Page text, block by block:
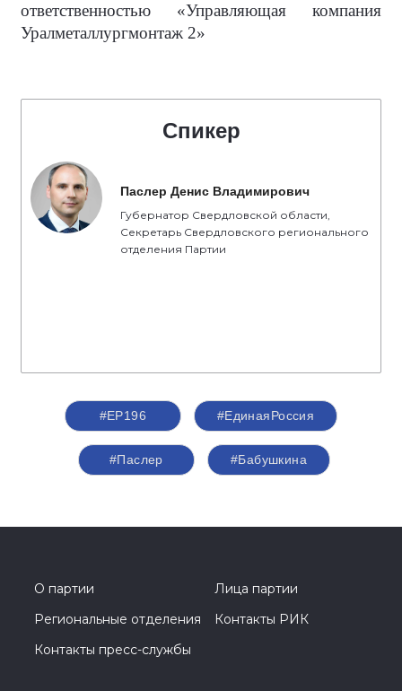
ответственностью «Управляющая компания
Уралметаллургмонтаж 2»
Спикер
Паслер Денис Владимирович
Губернатор Свердловской области,
Секретарь Свердловского регионального
отделения Партии
#ЕР196 #ЕдинаяРоссия
#Паслер #Бабушкина
О партии
Лица партии
Региональные отделения
Контакты РИК
Контакты пресс-службы